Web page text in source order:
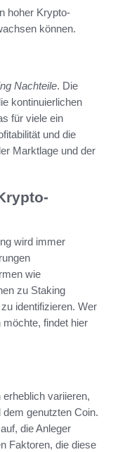
hoher Krypto-
können.
Nachteile. Die
kontinuierlichen
für viele ein
und die
Marktlage und der
wird immer
wie
zu Staking
identifizieren. Wer
findet hier
variieren,
genutzten Coin.
die Anleger
Faktoren, die diese